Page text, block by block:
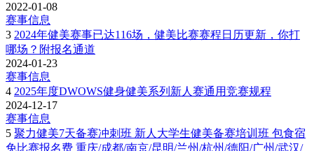
2022-01-08
赛事信息
3 2024年健美赛事已达116场，健美比赛赛程日历更新，你打
哪场？附报名通道
2024-01-23
赛事信息
4 2025年度DWOWS健身健美系列新人赛通用竞赛规程
2024-12-17
赛事信息
5 聚力健美7天备赛冲刺班 新人大学生健美备赛培训班 包食宿
免比赛报名费 重庆/成都/南京/昆明/兰州/杭州/德阳/广州/武汉/